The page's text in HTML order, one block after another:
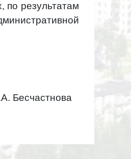
по результатам